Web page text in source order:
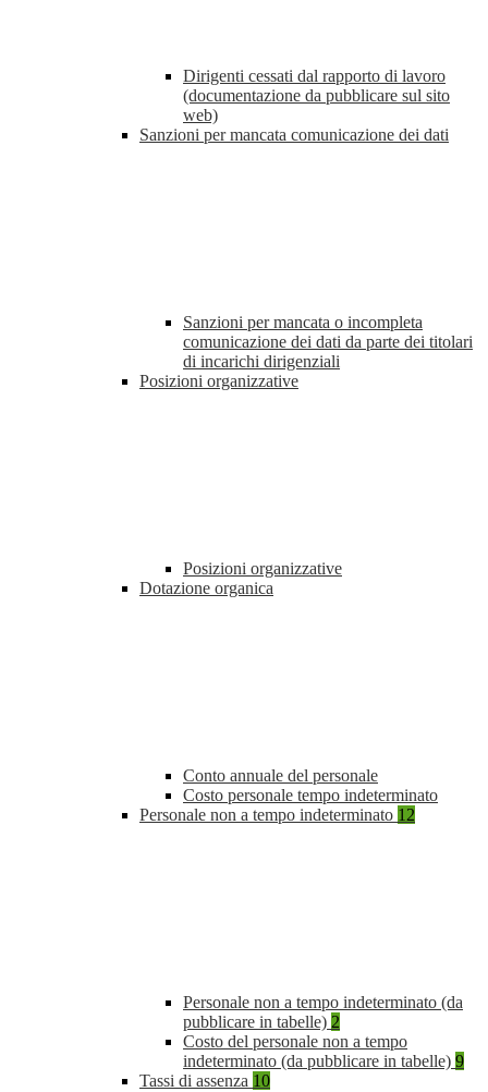
Dirigenti cessati dal rapporto di lavoro
(documentazione da pubblicare sul sito
web)
Sanzioni per mancata comunicazione dei dati
Sanzioni per mancata o incompleta
comunicazione dei dati da parte dei titolari
di incarichi dirigenziali
Posizioni organizzative
Posizioni organizzative
Dotazione organica
Conto annuale del personale
Costo personale tempo indeterminato
Personale non a tempo indeterminato 12
Personale non a tempo indeterminato (da
pubblicare in tabelle) 2
Costo del personale non a tempo
indeterminato (da pubblicare in tabelle) 9
Tassi di assenza 10